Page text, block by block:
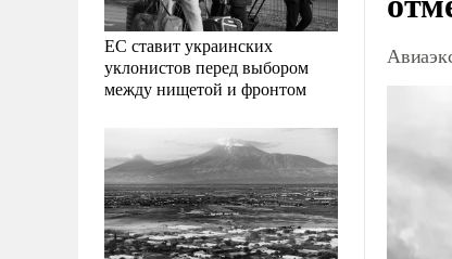
ЕС ставит украинских
уклонистов перед выбором
между нищетой и фронтом